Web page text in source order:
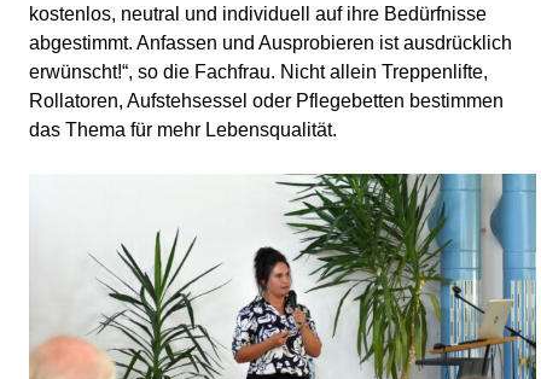
kostenlos, neutral und individuell auf ihre Bedürfnisse
abgestimmt. Anfassen und Ausprobieren ist ausdrücklich
erwünscht!“, so die Fachfrau. Nicht allein Treppenlifte,
Rollatoren, Aufstehsessel oder Pflegebetten bestimmen
das Thema für mehr Lebensqualität.